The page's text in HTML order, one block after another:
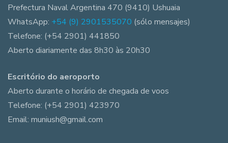
Prefectura Naval Argentina 470 (9410) Ushuaia
WhatsApp: +54 (9) 2901535070 (sólo mensajes)
Telefone: (+54 2901) 441850
Aberto diariamente das 8h30 às 20h30
Escritório do aeroporto
Aberto durante o horário de chegada de voos
Telefone: (+54 2901) 423970
Email: muniush@gmail.com